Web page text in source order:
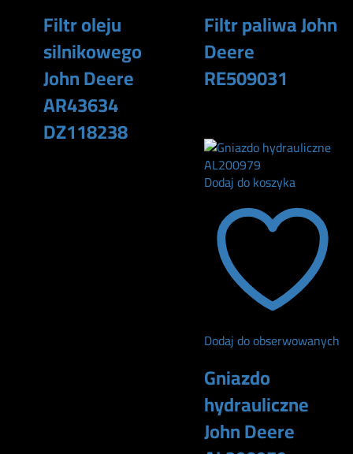
Filtr oleju
silnikowego
John Deere
AR43634
DZ118238
Filtr paliwa John
Deere
RE509031
Dodaj do koszyka
Dodaj do obserwowanych
Gniazdo
hydrauliczne
John Deere